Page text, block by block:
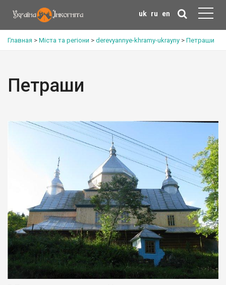
uk ru en
Главная > Міста та регіони > derevyannye-khramy-ukrayny > Петраши
Петраши